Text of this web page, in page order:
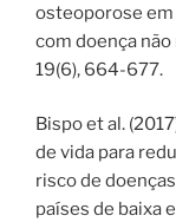
osteoporose
com doença
19(6), 664-677.
Bispo et al.
de vida para
risco de
países de baixa